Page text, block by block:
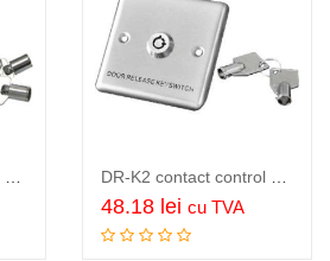
Adauga in cos
48.18 lei cu TVA